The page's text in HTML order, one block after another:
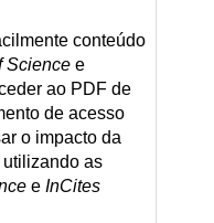
conteúdo
Science e
ao PDF de
de acesso
o impacto da
utilizando as
e InCites